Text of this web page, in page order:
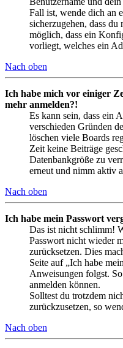
Fall ist, wende dich an
sicherzugehen, dass
möglich, dass ein
vorliegt, welches ein
Nach oben
Ich habe mich vor einiger
mehr anmelden?!
Es kann sein, dass ein
verschieden Gründen
löschen viele Boards
Zeit keine Beiträge
Datenbankgröße zu
erneut und nimm aktiv
Nach oben
Ich habe mein Passwort
Das ist nicht schlimm!
Passwort nicht wieder
zurücksetzen. Dies
Seite auf „Ich habe
Anweisungen folgst.
anmelden können.
Solltest du trotzdem
zurückzusetzen, so
Nach oben